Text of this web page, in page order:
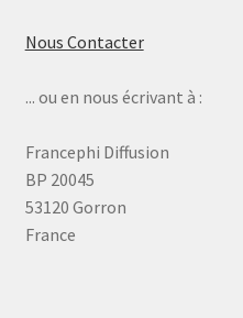
Nous Contacter
... ou en nous écrivant à :
Francephi Diffusion
BP 20045
53120 Gorron
France